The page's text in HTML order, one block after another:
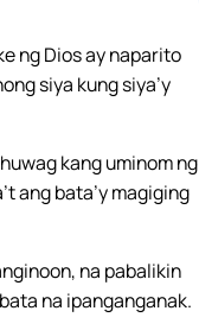
ng Dios ay naparito
siya kung siya’y
kang uminom ng
ang bata’y magiging
na pabalikin
na ipanganganak.